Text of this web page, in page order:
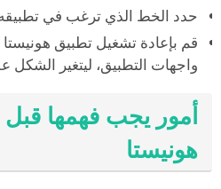
حدد الخط الذي ترغب في
قم بإعادة تشغيل تطبيق
واجهات التطبيق، ليتغير الشكل
أمور يجب فهمها قبل
هونيستا